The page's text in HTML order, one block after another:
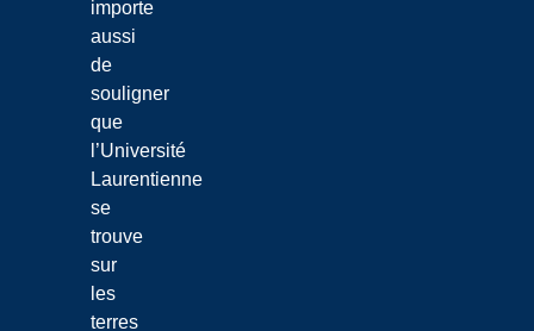
importe
aussi
de
souligner
que
l’Université
Laurentienne
se
trouve
sur
les
terres